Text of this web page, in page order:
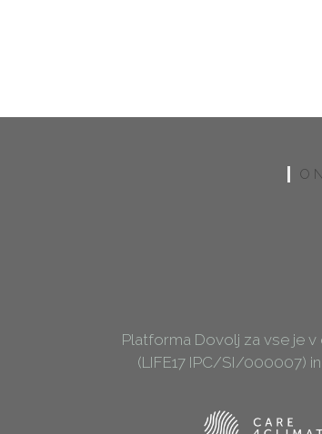
O
Platforma Dovolj za vse je v
(LIFE17 IPC/SI/000007)